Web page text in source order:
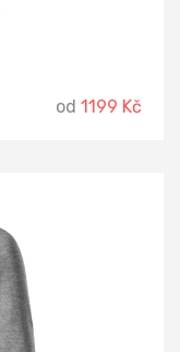
od 1199 Kč